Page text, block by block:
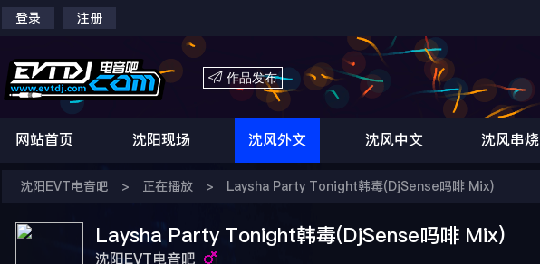
登录 注册
 作品发布
网站首页 沈阳现场 沈风外文 沈风中文 沈风串烧
沈阳EVT电音吧 > 正在播放 > Laysha Party Tonight韩毒(DjSense吗啡 Mix)
Laysha Party Tonight韩毒(DjSense吗啡 Mix)
沈阳EVT电音吧